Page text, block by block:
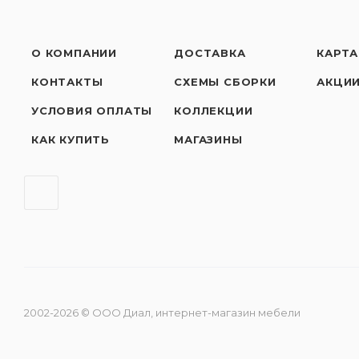
О КОМПАНИИ
КОНТАКТЫ
УСЛОВИЯ ОПЛАТЫ
КАК КУПИТЬ
ДОСТАВКА
СХЕМЫ СБОРКИ
КОЛЛЕКЦИИ
МАГАЗИНЫ
2002-2026 © ООО Диал, интернет-магазин мебели